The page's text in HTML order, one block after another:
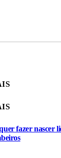
fazer nascer